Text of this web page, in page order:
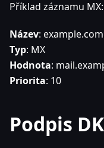
Příklad záznamu MX:
Název:
Typ: MX
Hodnota:
Priorita: 10
Podpis